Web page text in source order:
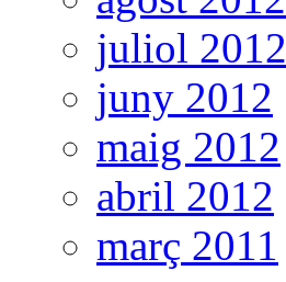
juliol 2012
juny 2012
maig 2012
abril 2012
març 2011